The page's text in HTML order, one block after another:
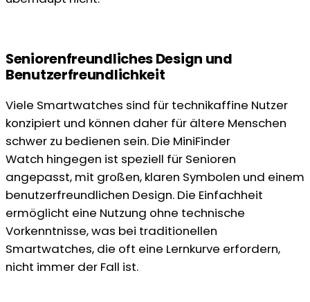
Seniorenfreundliches Design und
Benutzerfreundlichkeit
Viele Smartwatches sind für technikaffine Nutzer
konzipiert und können daher für ältere Menschen
schwer zu bedienen sein. Die MiniFinder
Watch hingegen ist speziell für Senioren
angepasst, mit großen, klaren Symbolen und einem
benutzerfreundlichen Design. Die Einfachheit
ermöglicht eine Nutzung ohne technische
Vorkenntnisse, was bei traditionellen
Smartwatches, die oft eine Lernkurve erfordern,
nicht immer der Fall ist.